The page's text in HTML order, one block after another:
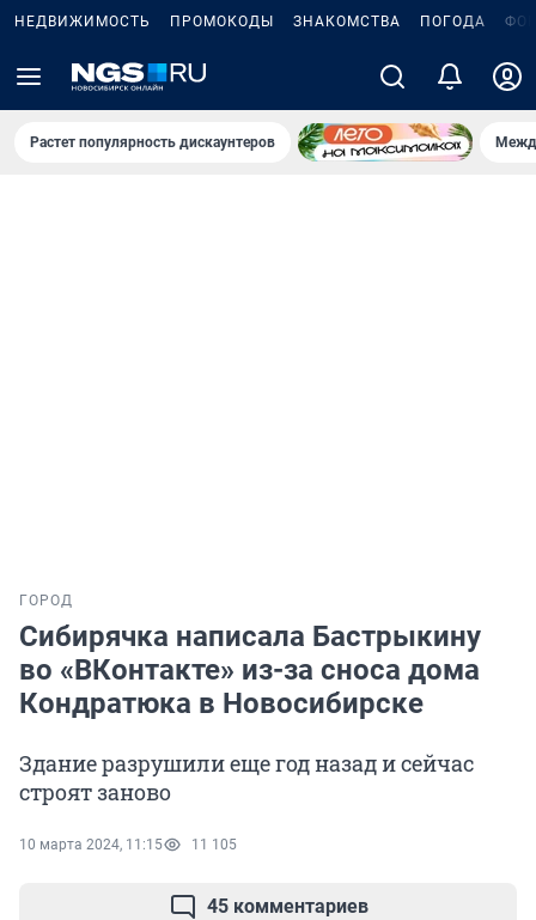
НЕДВИЖИМОСТЬ ПРОМОКОДЫ ЗНАКОМСТВА ПОГОДА
Растет популярность дискаунтеров
ГОРОД
Сибирячка написала Бастрыкину
во «ВКонтакте» из-за сноса дома
Кондратюка в Новосибирске
Здание разрушили еще год назад и сейчас
строят заново
10 марта 2024, 11:15 11 105
45 комментариев